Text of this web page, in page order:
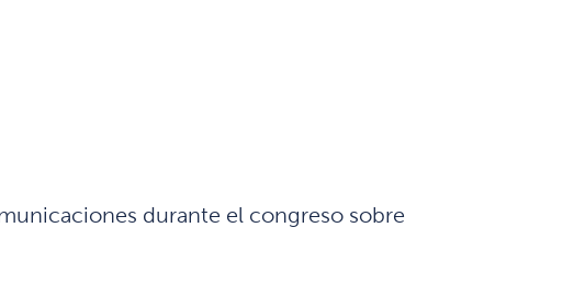
durante el congreso sobre